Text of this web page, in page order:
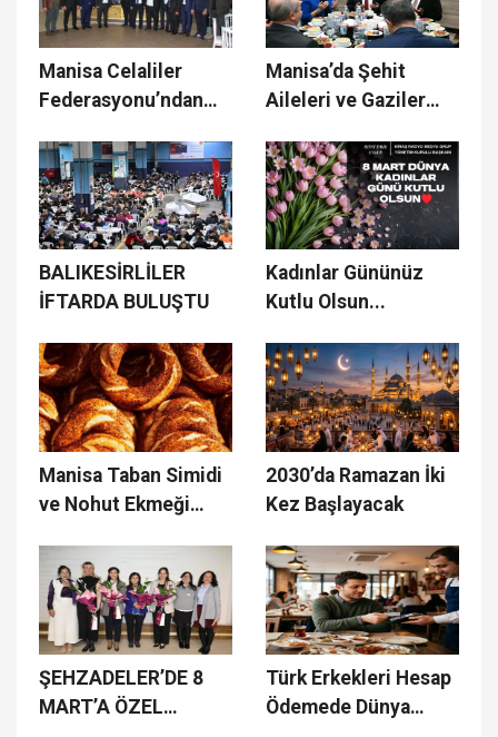
Manisa Celaliler
Federasyonu’ndan
İftarı
Manisa’da Şehit
Aileleri ve Gaziler
Programı
BALIKESİRLİLER
İFTARDA BULUŞTU
Kadınlar Gününüz
Kutlu Olsun...
Manisa Taban Simidi
ve Nohut Ekmeği
Vazgeçilmezi
2030’da Ramazan İki
Kez Başlayacak
ŞEHZADELER’DE 8
MART’A ÖZEL
Türk Erkekleri Hesap
Ödemede Dünya